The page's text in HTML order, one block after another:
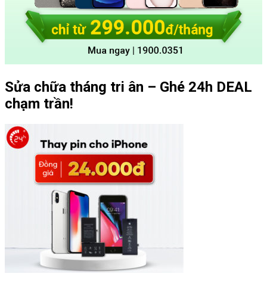
Sửa chữa tháng tri ân – Ghé 24h DEAL
chạm trần!